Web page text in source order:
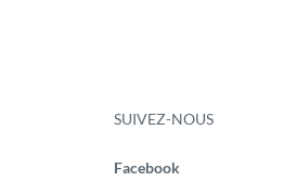
SUIVEZ-NOUS
Facebook